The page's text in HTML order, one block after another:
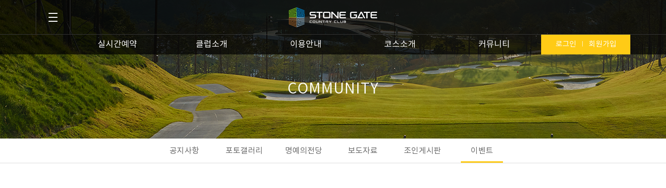
실시간예약 클럽소개 이용안내 코스소개 커뮤니티 로그인 회원가입
COMMUNITY
공지사항 포토갤러리 명예의전당 보도자료 조인게시판 이벤트